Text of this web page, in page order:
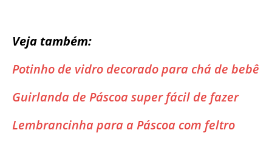
Veja também:
Potinho de vidro decorado para chá de bebê
Guirlanda de Páscoa super fácil de fazer
Lembrancinha para a Páscoa com feltro